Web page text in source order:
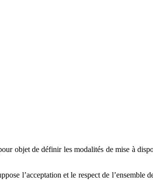
objet de définir les modalités de mise à
l’acceptation et le respect de